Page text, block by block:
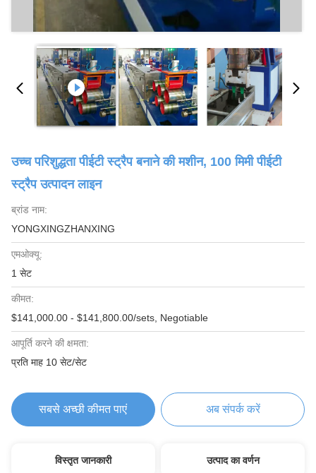
उच्च परिशुद्धता पीईटी स्ट्रैप बनाने की मशीन, 100 मिमी पीईटी
स्ट्रैप उत्पादन लाइन
ब्रांड नाम:
YONGXINGZHANXING
एमओक्यू:
1 सेट
कीमत:
$141,000.00 - $141,800.00/sets, Negotiable
आपूर्ति करने की क्षमता:
प्रति माह 10 सेट/सेट
सबसे अच्छी कीमत पाएं अब संपर्क करें
विस्तृत जानकारी उत्पाद का वर्णन